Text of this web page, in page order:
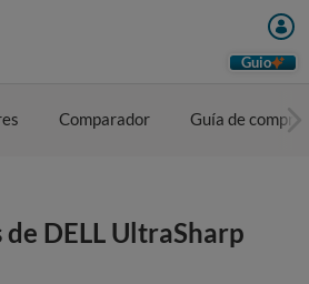
Guio
Comparador Guía de compra
DELL UltraSharp